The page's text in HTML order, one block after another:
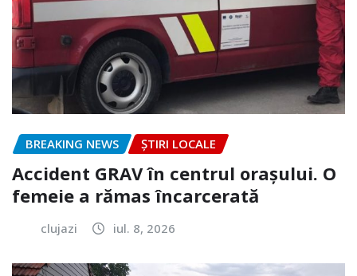
BREAKING NEWS ȘTIRI LOCALE
Accident GRAV în centrul orașului. O
femeie a rămas încarcerată
clujazi iul. 8, 2026